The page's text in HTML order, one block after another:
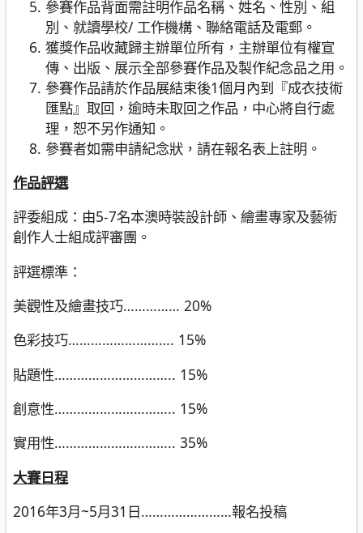
參賽作品背面需註明作品名稱、姓名、性別、組
別、就讀學校/ 工作機構、聯絡電話及電郵。
獲獎作品收藏歸主辦單位所有，主辦單位有權宣
傳、出版、展示全部參賽作品及製作紀念品之用。
參賽作品請於作品展結束後1個月內到『成衣技術
匯點』取回，逾時未取回之作品，中心將自行處
理，恕不另作通知。
參賽者如需申請紀念狀，請在報名表上註明。
作品評選
評委組成：由5-7名本澳時裝設計師、繪畫專家及藝術
創作人士組成評審團。
評選標準：
美觀性及繪畫技巧…………… 20%
色彩技巧………………………. 15%
貼題性………………………….. 15%
創意性………………………….. 15%
實用性………………………….. 35%
大賽日程
2016年3月~5月31日……………………報名投稿